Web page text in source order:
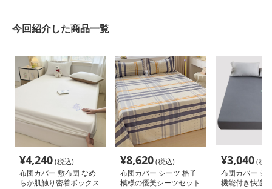
今回紹介した商品一覧
¥4,240(税込)
布団カバー 敷布団 なめ
らか肌触り密着ボックス
¥8,620(税込)
布団カバー シーツ 格子
模様の優美シーツセット
¥3,040(税
布団カバー シ
機能付き快適